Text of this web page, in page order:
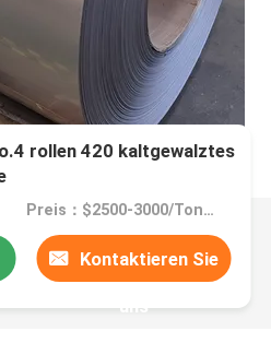
rollen 420 kaltgewalztes
Preis：$2500-3000/Tons 10-999 Tons
Kontaktieren Sie
uns